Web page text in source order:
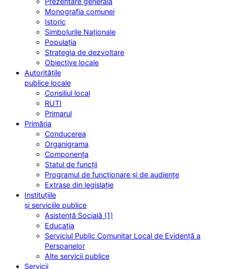
Monografia comunei
Istoric
Simbolurile Naționale
Populația
Strategia de dezvoltare
Obiective locale
Autoritățile
publice locale
Consiliul local
RUTI
Primarul
Primăria
Conducerea
Organigrama
Componența
Statul de funcții
Programul de funcționare și de audiențe
Extrase din legislație
Instituțiile
și serviciile publice
Asistență Socială (1)
Educația
Serviciul Public Comunitar Local de Evidență a
Persoanelor
Alte servicii publice
Servicii